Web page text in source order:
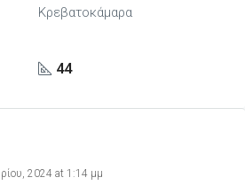
Κρεβατοκάμαρα
44
2024 at 1:14 μμ